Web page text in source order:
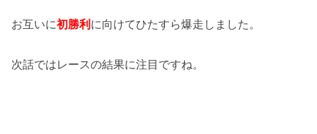
お互いに初勝利 に向けてひたすら爆走しました。
次話ではレースの結果に注目ですね。